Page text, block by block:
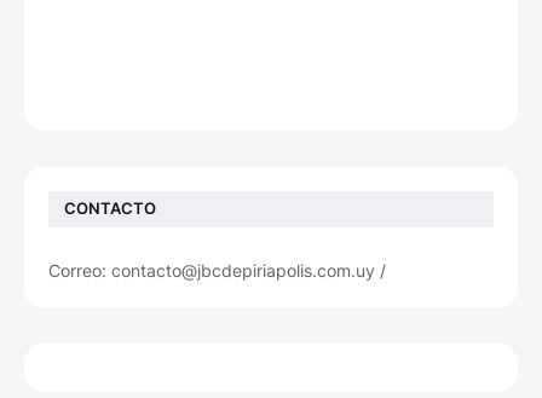
CONTACTO
Correo: contacto@jbcdepiriapolis.com.uy /